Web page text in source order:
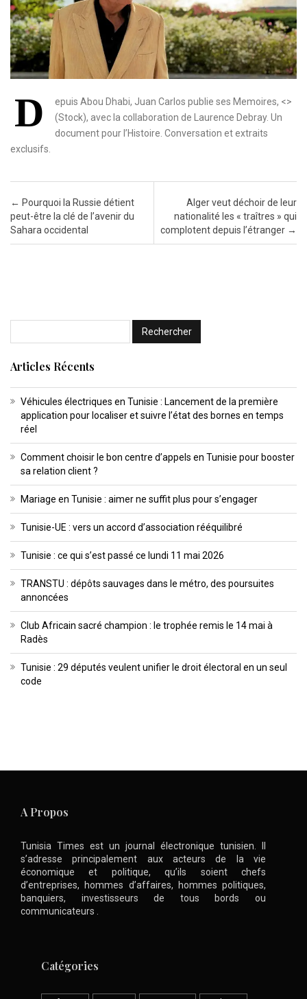
D
epuis Abou Dhabi, Juan Carlos publie ses Memoires, <>
(Stock), avec la collaboration de Laurence Debray. Un
document pour l’Histoire. Conversation et extraits
exclusifs.
Post navigation
← Pourquoi la Russie détient
peut-être la clé de l’avenir du
Sahara occidental
Alger veut déchoir de leur
nationalité les « traîtres » qui
complotent depuis l’étranger →
Articles Récents
Véhicules électriques en Tunisie : Lancement de la première
application pour localiser et suivre l’état des bornes en temps
réel
Comment choisir le bon centre d’appels en Tunisie pour booster
sa relation client ?
Mariage en Tunisie : aimer ne suffit plus pour s’engager
Tunisie-UE : vers un accord d’association rééquilibré
Tunisie : ce qui s’est passé ce lundi 11 mai 2026
TRANSTU : dépôts sauvages dans le métro, des poursuites
annoncées
Club Africain sacré champion : le trophée remis le 14 mai à
Radès
Tunisie : 29 députés veulent unifier le droit électoral en un seul
code
A Propos
Tunisia Times est un journal électronique tunisien. Il
s’adresse principalement aux acteurs de la vie
économique et politique, qu’ils soient chefs
d’entreprises, hommes d’affaires, hommes politiques,
banquiers, investisseurs de tous bords ou
communicateurs .
Catégories